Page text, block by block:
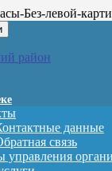
район
данные
связь
управления